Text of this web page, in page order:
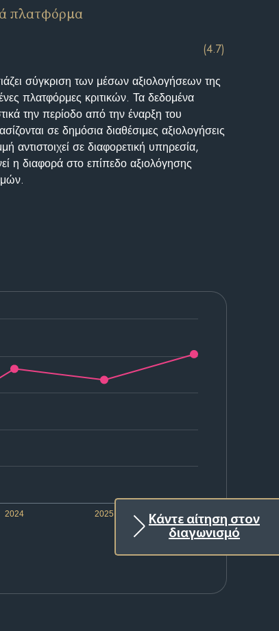
Κάντε αίτηση στον
διαγωνισμό
πλατφόρμα
(4.7)
σύγκριση των μέσων αξιολογήσεων της
πλατφόρμες κριτικών. Τα δεδομένα
την περίοδο από την έναρξη του
σε δημόσια διαθέσιμες αξιολογήσεις
αντιστοιχεί σε διαφορετική υπηρεσία,
η διαφορά στο επίπεδο αξιολόγησης
2024 2025 2026